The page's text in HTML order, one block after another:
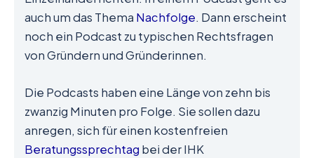
auch um das Thema Nachfolge. Dann erscheint
noch ein Podcast zu typischen Rechtsfragen
von Gründern und Gründerinnen.
Die Podcasts haben eine Länge von zehn bis
zwanzig Minuten pro Folge. Sie sollen dazu
anregen, sich für einen kostenfreien
Beratungssprechtag bei der IHK